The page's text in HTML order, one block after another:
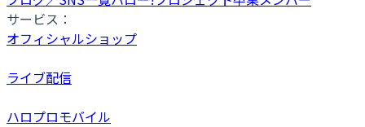
サービス：
オフィシャルショップ
ライブ配信
ハロプロモバイル